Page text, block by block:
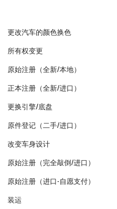
更改汽车的颜色换色
所有权变更
原始注册（全新/本地）
正本注册（全新/进口）
更换引擎/底盘
原件登记（二手/进口）
改变车身设计
原始注册（完全敲倒/进口）
原始注册（进口-自愿支付）
装运